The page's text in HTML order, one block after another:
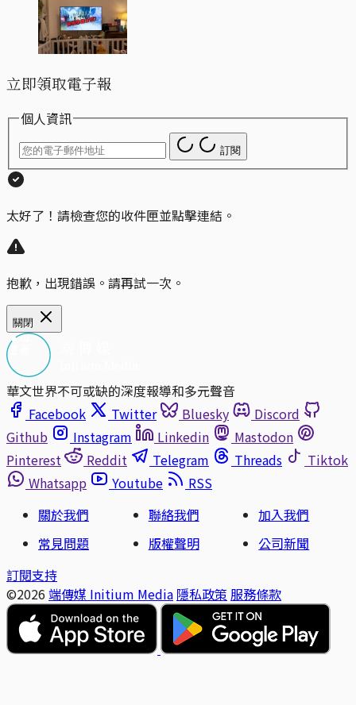
立即領取電子報
個人資訊
訂閱
太好了！請檢查您的收件匣並點擊連結。
抱歉，出現錯誤。請再試一次。
關閉
華文世界不可或缺的深度報導和多元聲音
Facebook
Twitter Bluesky
Discord
Github
Instagram Linkedin
Mastodon
Pinterest
Reddit Telegram Threads
Tiktok
Whatsapp
Youtube
RSS
關於我們
聯絡我們
加入我們
常見問題
版權聲明
公司新聞
訂閱支持
©2026 端傳媒 Initium Media 隱私政策 服務條款